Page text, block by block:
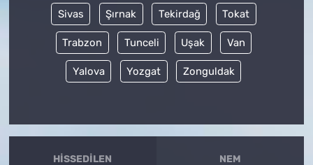
Sivas Şırnak Tekirdağ Tokat
Trabzon Tunceli Uşak Van
Yalova Yozgat Zonguldak
HISSEDILEN NEM